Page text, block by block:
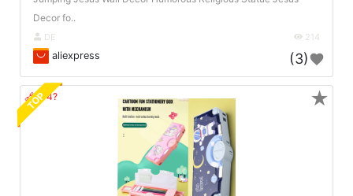
Decor fo..
DE 214
aliexpress (3)
🔗404?
TOP ★